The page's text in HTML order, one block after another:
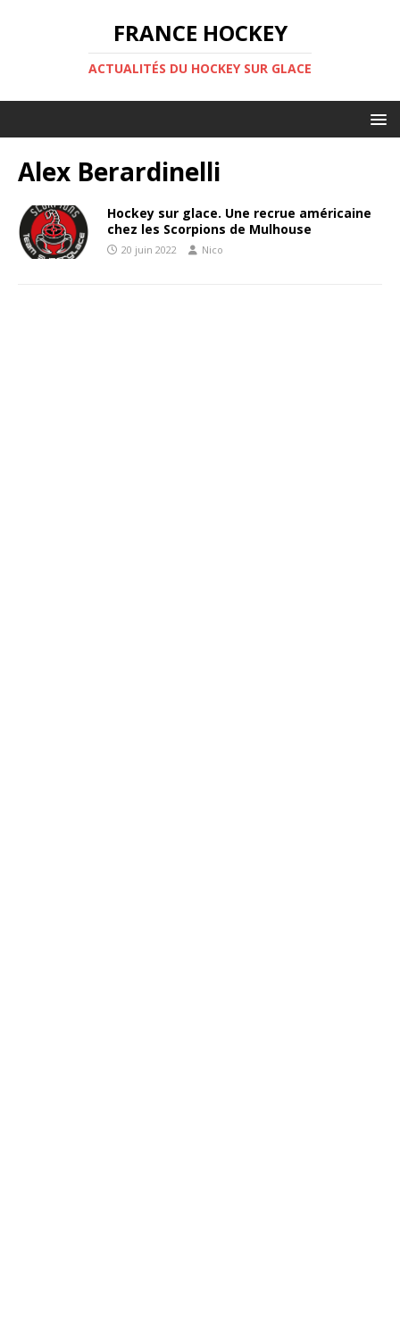
FRANCE HOCKEY
ACTUALITÉS DU HOCKEY SUR GLACE
Alex Berardinelli
Hockey sur glace. Une recrue américaine
chez les Scorpions de Mulhouse
20 juin 2022 Nico